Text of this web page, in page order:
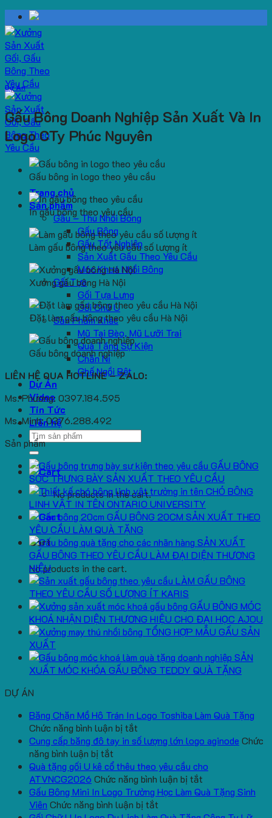
Skip
to
content
Trang chủ
Sản phẩm
Gấu – Thú Nhồi Bông
Gấu Bông
Gấu Tốt Nghiệp
Sản Xuất Gấu Theo Yêu Cầu
Móc Khoá Nhồi Bông
Gối Tựa
Gối Tựa Lưng
Gối Chữ U
Sản Phẩm Khác
Mũ Tai Bèo, Mũ Lưỡi Trai
Quà Tặng Sự Kiện
Chăn Nỉ
Ghế Ngồi Bệt
Dự Án
Video
Tin Tức
Liên hệ
Search
for:
No products in the cart.
Cart
No products in the cart.
Dự Án
Gấu Bông Doanh Nghiệp Sản Xuất Và In
Logo CTy Phúc Nguyên
Gấu bông in logo theo yêu cầu
In gấu bông theo yêu cầu
Làm gấu bông theo yêu cầu số lượng ít
Xưởng gấu bông Hà Nội
Đặt làm gấu bông theo yêu cầu Hà Nội
Gấu bông doanh nghiệp
LIÊN HỆ QUA HOTLINE – ZALO:
Ms. Phương: 0397.184.595
Ms. Minh: 0376.288.492
Sản phẩm
GẤU BÔNG
SÓC TRƯNG BÀY SẢN XUẤT THEO YÊU CẦU
CHÓ BÔNG
LINH VẬT IN TÊN ONTARIO UNIVERSITY
GẤU BÔNG 20CM SẢN XUẤT THEO
YÊU CẦU LÀM QUÀ TẶNG
SẢN XUẤT
GẤU BÔNG THEO YÊU CẦU LÀM ĐẠI DIỆN THƯƠNG
HIỆU
LÀM GẤU BÔNG
THEO YÊU CẦU SỐ LƯỢNG ÍT KARIS
GẤU BÔNG MÓC
KHOÁ NHẬN DIỆN THƯƠNG HIỆU CHO ĐẠI HỌC AJOU
TỔNG HỢP MẪU GẤU SẢN
XUẤT
SẢN
XUẤT MÓC KHÓA GẤU BÔNG TEDDY QUÀ TẶNG
DỰ ÁN
Băng Chặn Mồ Hô Trán In Logo Toshiba Làm Quà Tặng
Chức năng bình luận bị tắt
Băng
Mồ
Hô
Trán
In
Cung cấp băng đô tay in số lượng lớn logo aginode Chức
năng bình luận bị tắt
Cung
cấp
băng
đô
Quà tặng gối U kê cổ thêu theo yêu cầu cho
ATVNCG2026 Chức năng bình luận bị tắt
Quà
Gấu Bông Mini In Logo Trường Học Làm Quà Tặng Sinh
Viên Chức năng bình luận bị tắt